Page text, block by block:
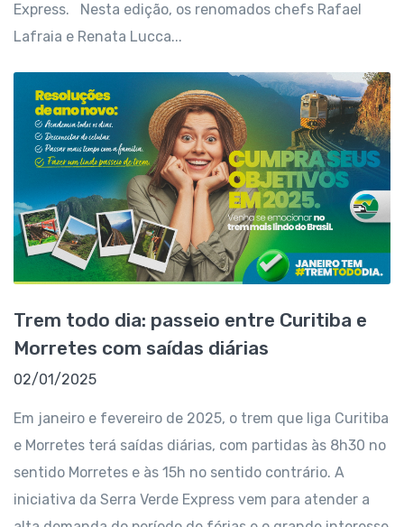
Express. Nesta edição, os renomados chefs Rafael
Lafraia e Renata Lucca...
Trem todo dia: passeio entre Curitiba e
Morretes com saídas diárias
02/01/2025
Em janeiro e fevereiro de 2025, o trem que liga Curitiba
e Morretes terá saídas diárias, com partidas às 8h30 no
sentido Morretes e às 15h no sentido contrário. A
iniciativa da Serra Verde Express vem para atender a